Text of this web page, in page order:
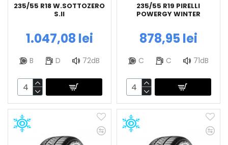
235/55 R18 W.SOTTOZERO
S.II
1.047,08 lei
B D 72dB
235/55 R19 PIRELLI
POWERGY WINTER
878,95 lei
C C 71dB